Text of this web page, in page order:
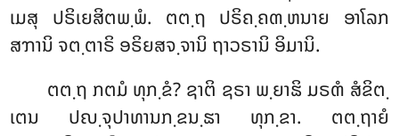
ເມສຸ ປຣິເຍສິຕພ຺ພໍ. ຕຕ຺ຖ ປຣິຄ຺ຄຓ຺ຫນາຍ ອາໂລກ
ສຠານິ ຈຕ຺ຕາຣິ ອຣິຍສຈ຺ຈານິ ຖາວຣານິ ອິມານິ.
ຕຕ຺ຖ ກຕມໍ ທຸກ຺ຂໍ? ຊາຕິ ຊຣາ ພ຺ຍາຘິ ມຣຓໍ ສໍຂິຕ຺
ເຕນ ປຎ຺ຈຸປາທານກ຺ຂນ຺ຘາ ທຸກ຺ຂາ. ຕຕ຺ຖາຍໍ